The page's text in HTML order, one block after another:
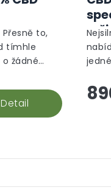
produktu
hvězdiček.
Detail
Přesně to,
tímhle
žádné
podobě.